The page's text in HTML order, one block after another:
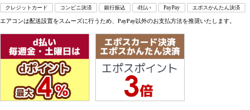
クレジットカード コンビニ決済 銀行振込 d払い PayPay エポスかんたん決済
エアコンは配送設置をスムーズに行うため、PayPay以外のお支払方法を推奨いたします。